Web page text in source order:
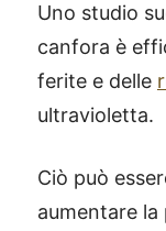
Uno studio
canfora è
ferite e delle
ultravioletta.
Ciò può
aumentare